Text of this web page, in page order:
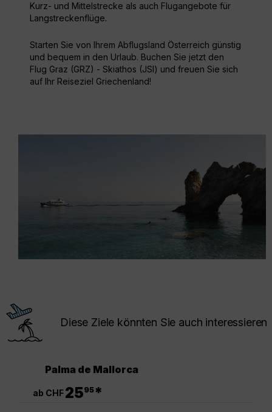
Kurz- und Mittelstrecke als auch Flugangebote für
Langstreckenflüge.
Starten Sie von Ihrem Abflugsland Österreich günstig
und bequem in den Urlaub. Buchen Sie jetzt den
Flug Graz (GRZ) - Skiathos (JSI) und freuen Sie sich
auf Ihr Reiseziel Griechenland!
Diese Ziele könnten Sie auch interessieren
Palma de Mallorca
ab CHF2595*